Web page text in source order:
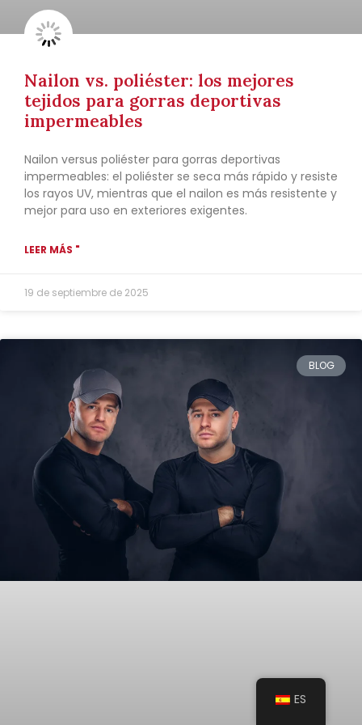
Nailon vs. poliéster: los mejores
tejidos para gorras deportivas
impermeables
Nailon versus poliéster para gorras deportivas
impermeables: el poliéster se seca más rápido y resiste
los rayos UV, mientras que el nailon es más resistente y
mejor para uso en exteriores exigentes.
LEER MÁS "
19 de septiembre de 2025
BLOG
ES